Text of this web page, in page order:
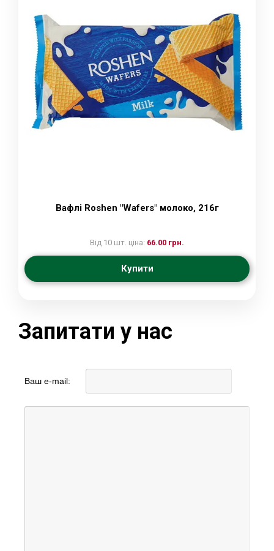
Вафлі Roshen "Wafers" молоко, 216г
Від 10 шт. ціна: 66.00 грн.
Купити
Запитати у нас
Ваш e-mail: